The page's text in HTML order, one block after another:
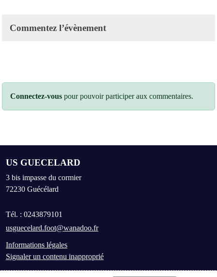
Commentez l’évènement
Connectez-vous pour pouvoir participer aux commentaires.
US GUECELARD
3 bis impasse du cormier
72230 Guécélard
Tél. : 0243879101
usguecelard.foot@wanadoo.fr
Informations légales
Signaler un contenu inapproprié